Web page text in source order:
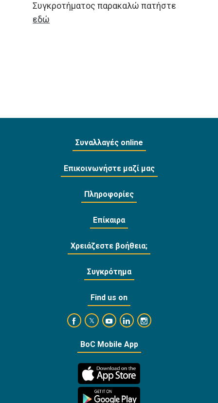
Συγκροτήματος παρακαλώ πατήστε
εδώ
Συναλλαγές online
Επικοινωνήστε μαζί μας
Πληροφορίες
Επίκαιρα
Χρειάζεστε βοήθεια;
Συγκρότημα
Find us on
https://www.facebook.com/
https://twitter.com/bankofcyprus_
https://www.youtube.com/user/
https://www.linkedin.com/
https://
BoC Mobile App